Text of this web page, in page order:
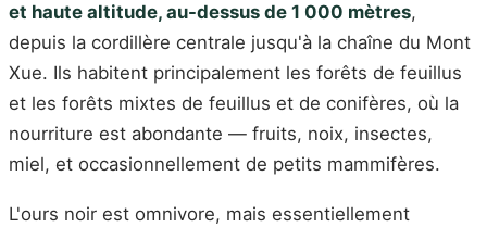
et haute altitude, au-dessus de 1 000 mètres,
depuis la cordillère centrale jusqu'à la chaîne du Mont
Xue. Ils habitent principalement les forêts de feuillus
et les forêts mixtes de feuillus et de conifères, où la
nourriture est abondante — fruits, noix, insectes,
miel, et occasionnellement de petits mammifères.
L'ours noir est omnivore, mais essentiellement